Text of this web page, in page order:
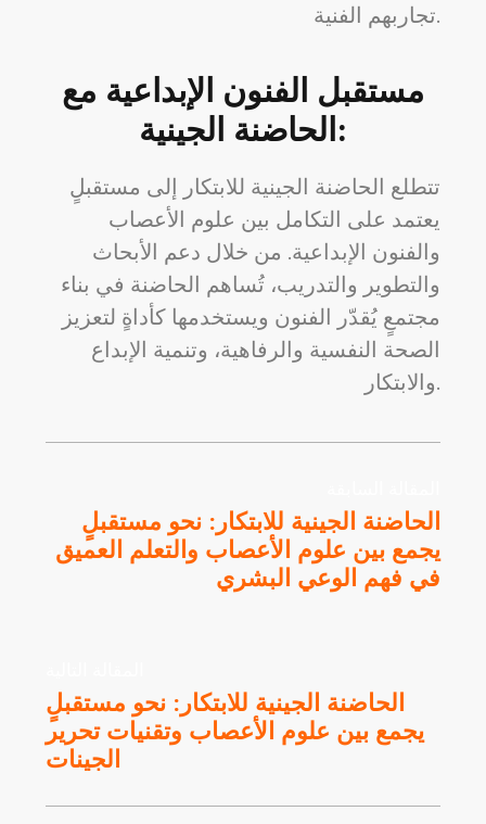
تجاربهم الفنية.
مستقبل الفنون الإبداعية مع
الحاضنة الجينية:
تتطلع الحاضنة الجينية للابتكار إلى مستقبلٍ
يعتمد على التكامل بين علوم الأعصاب
والفنون الإبداعية. من خلال دعم الأبحاث
والتطوير والتدريب، تُساهم الحاضنة في بناء
مجتمعٍ يُقدّر الفنون ويستخدمها كأداةٍ لتعزيز
الصحة النفسية والرفاهية، وتنمية الإبداع
والابتكار.
الحاضنة الجينية للابتكار: نحو مستقبلٍ
يجمع بين علوم الأعصاب والتعلم العميق
في فهم الوعي البشري
الحاضنة الجينية للابتكار: نحو مستقبلٍ
يجمع بين علوم الأعصاب وتقنيات تحرير
الجينات